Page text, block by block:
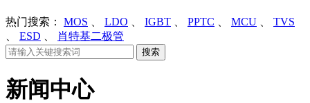
热门搜索： MOS LDO IGBT PPTC MCU
TVS
ESD 肖特基二极管
新闻中心